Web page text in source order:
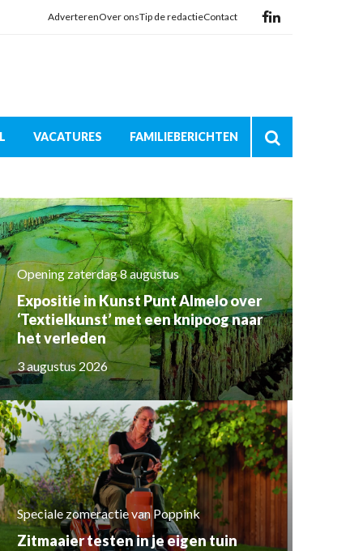
AdverterenOver onsTip de redactieContact
VACATURES FAMILIEBERICHTEN
Opening zaterdag 8 augustus
Expositie in Kunst Punt Almelo over
‘Textielkunst’ met een knipoog naar
het verleden
3 augustus 2026
Speciale zomeractie van Poppink
Zitmaaier testen in je eigen tuin